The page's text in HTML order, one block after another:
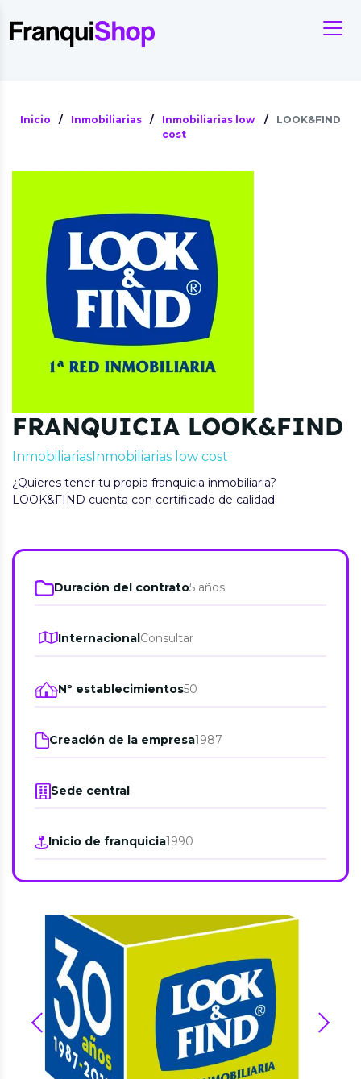
Inicio / Inmobiliarias /
Inmobiliarias low
cost
/ LOOK&FIND
FRANQUICIA LOOK&FIND
InmobiliariasInmobiliarias low cost
¿Quieres tener tu propia franquicia inmobiliaria?
LOOK&FIND cuenta con certificado de calidad
Duración del contrato5 años
InternacionalConsultar
Nº establecimientos50
Creación de la empresa1987
Sede central-
Inicio de franquicia1990
prev next